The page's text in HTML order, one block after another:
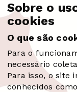
Sobre o
cookies
O que são
Para o
necessário
Para isso, o site
conhecidos